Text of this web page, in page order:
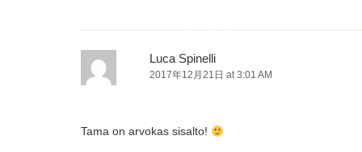
Luca Spinelli
2017年12月21日 at 3:01 AM
Tama on arvokas sisalto!